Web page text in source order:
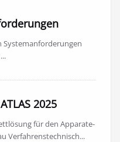
Systemanforderungen
2025
für den Apparate-
Verfahrenstechnisch...